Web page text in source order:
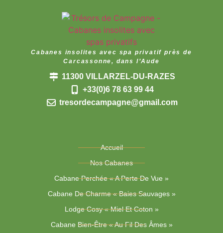
Cabanes insolites avec spa privatif près de
Carcassonne, dans l’Aude
11300 VILLARZEL-DU-RAZES
+33(0)6 78 63 99 44
tresordecampagne@gmail.com
Accueil
Nos Cabanes
Cabane Perchée « A Perte De Vue »
Cabane De Charme « Baies Sauvages »
Lodge Cosy « Miel Et Coton »
Cabane Bien-Être « Au Fil Des Âmes »